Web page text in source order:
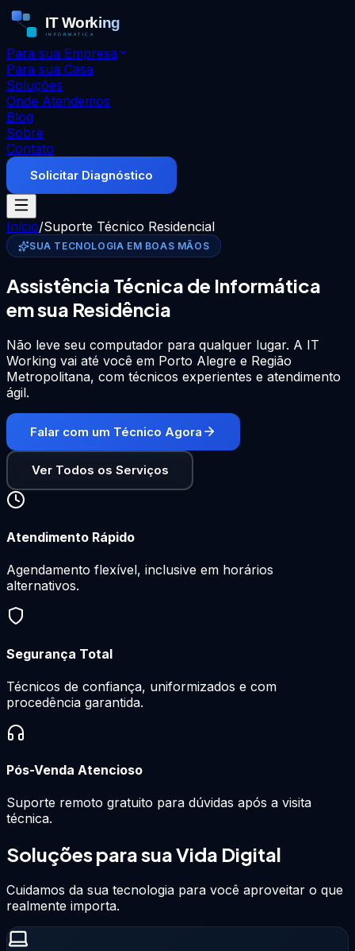
Para sua Empresa
Para sua Casa
Soluções
Onde Atendemos
Blog
Sobre
Contato
Solicitar Diagnóstico
Início/Suporte Técnico Residencial
SUA TECNOLOGIA EM BOAS MÃOS
Assistência Técnica de Informática
em sua Residência
Não leve seu computador para qualquer lugar. A IT
Working vai até você em Porto Alegre e Região
Metropolitana, com técnicos experientes e atendimento
ágil.
Falar com um Técnico Agora
Ver Todos os Serviços
Atendimento Rápido
Agendamento flexível, inclusive em horários
alternativos.
Segurança Total
Técnicos de confiança, uniformizados e com
procedência garantida.
Pós-Venda Atencioso
Suporte remoto gratuito para dúvidas após a visita
técnica.
Soluções para suaVida Digital
Cuidamos da sua tecnologia para você aproveitar o que
realmente importa.